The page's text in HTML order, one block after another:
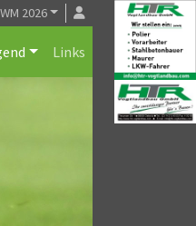
WM 2026
Links